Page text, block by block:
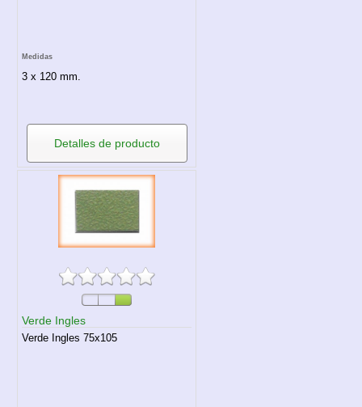
Medidas
3 x 120 mm.
Detalles de producto
Verde Ingles
Verde Ingles 75x105